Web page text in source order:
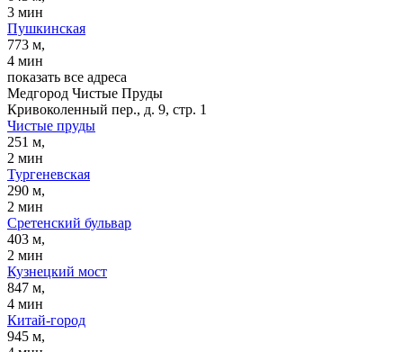
3 мин
Пушкинская
773 м,
4 мин
показать все адреса
Медгород Чистые Пруды
Кривоколенный пер., д. 9, стр. 1
Чистые пруды
251 м,
2 мин
Тургеневская
290 м,
2 мин
Сретенский бульвар
403 м,
2 мин
Кузнецкий мост
847 м,
4 мин
Китай-город
945 м,